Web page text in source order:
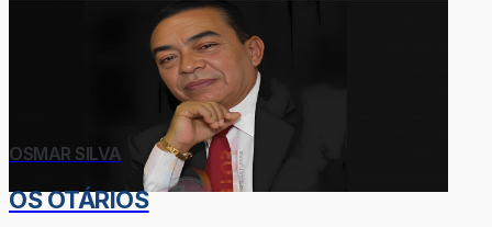
OSMAR SILVA
OS OTÁRIOS